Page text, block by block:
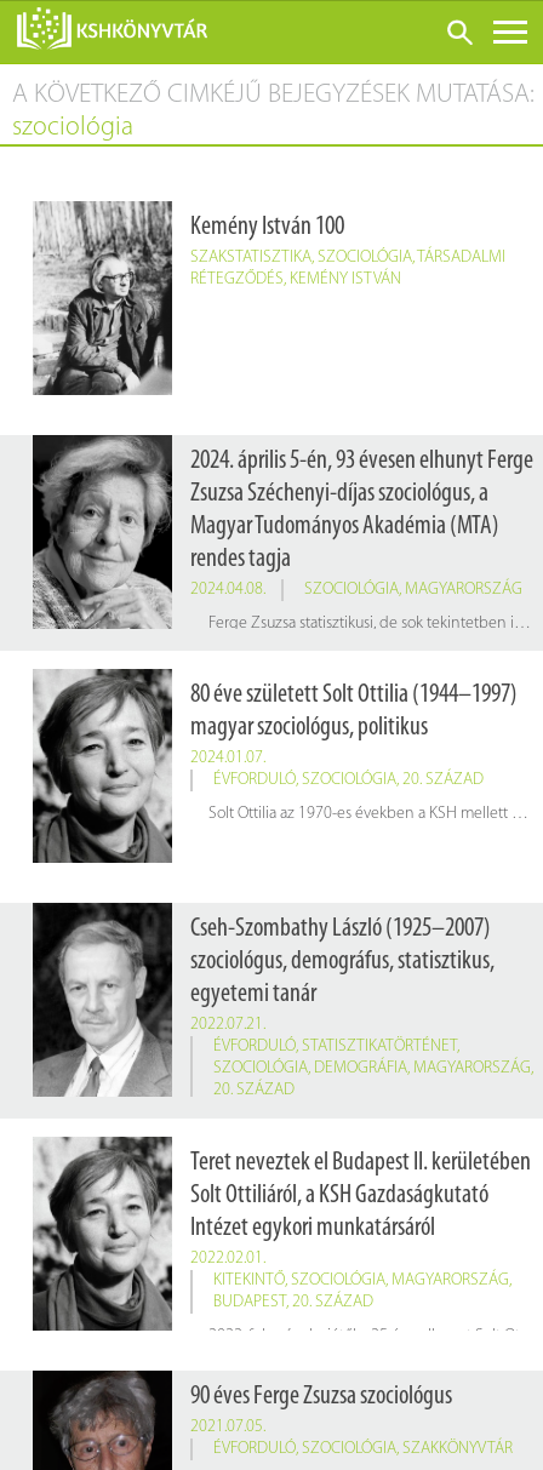
ONLINE KATALÓGUS
RÓLUNK
SZOLGÁLTATÁSOK
KONFERENCIÁK
ADATBÁZISOK
BLOG
A KÖVETKEZŐ CIMKÉJŰ BEJEGYZÉSEK MUTATÁSA:
szociológia
Kemény István 100
SZAKSTATISZTIKA, SZOCIOLÓGIA, TÁRSADALMI
RÉTEGZŐDÉS, KEMÉNY ISTVÁN
2024. április 5-én, 93 évesen elhunyt Ferge
Zsuzsa Széchenyi-díjas szociológus, a
Magyar Tudományos Akadémia (MTA)
rendes tagja
2024.04.08. SZOCIOLÓGIA, MAGYARORSZÁG
Ferge Zsuzsa statisztikusi, de sok tekintetben inkább már szociológusi munkája során felismerte azt az ellentmondást, amely a statisztikailag is kimutatható egyenlőtlenségek és a szocializmus alapvetően hamis egyenlőségideológiája között feszült. De a felszín mögött meghúzódó jelenségek kutatására csak jóval később nyílt lehetősége. A szegénység és a társadalmi egyenlőtlenségek mellett fő kutatási területe volt a társadalmi struktúra és az integrációs zavarok vizsgálata. Több mint háromszáz tanulmánya jelent meg, és több könyvben beszámolt kutatásai eredményéről.
80 éve született Solt Ottilia (1944–1997)
magyar szociológus, politikus
2024.01.07.
ÉVFORDULÓ, SZOCIOLÓGIA, 20. SZÁZAD
Solt Ottilia az 1970-es években a KSH mellett működő Gazdaságkutató Intézetnél, majd a Fővárosi Pedagógiai Intézetnél dolgozott szociológusként, és tagja volt az MTA szociológiai kutatócsoportjának. Miután aláírta a Charta ’77-tel szolidaritást vállaló nyilatkozatot, állásából elbocsátották. Ezt követően tanárként és könyvtárosként dolgozott.
Cseh-Szombathy László (1925–2007)
szociológus, demográfus, statisztikus,
egyetemi tanár
2022.07.21.
ÉVFORDULÓ, STATISZTIKATÖRTÉNET,
SZOCIOLÓGIA, DEMOGRÁFIA, MAGYARORSZÁG,
20. SZÁZAD
Teret neveztek el Budapest II. kerületében
Solt Ottiliáról, a KSH Gazdaságkutató
Intézet egykori munkatársáról
2022.02.01.
KITEKINTŐ, SZOCIOLÓGIA, MAGYARORSZÁG,
BUDAPEST, 20. SZÁZAD
90 éves Ferge Zsuzsa szociológus
2021.07.05.
ÉVFORDULÓ, SZOCIOLÓGIA, SZAKKÖNYVTÁR